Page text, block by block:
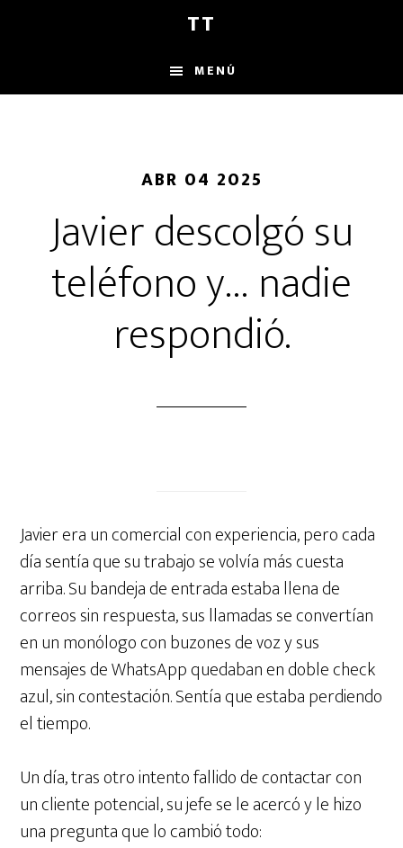
principal
barra
de
TT
MENÚ
ABR 04 2025
Javier descolgó su
teléfono y… nadie
respondió.
Javier era un comercial con experiencia, pero cada
día sentía que su trabajo se volvía más cuesta
arriba. Su bandeja de entrada estaba llena de
correos sin respuesta, sus llamadas se convertían
en un monólogo con buzones de voz y sus
mensajes de WhatsApp quedaban en doble check
azul, sin contestación. Sentía que estaba perdiendo
el tiempo.
Un día, tras otro intento fallido de contactar con
un cliente potencial, su jefe se le acercó y le hizo
una pregunta que lo cambió todo: